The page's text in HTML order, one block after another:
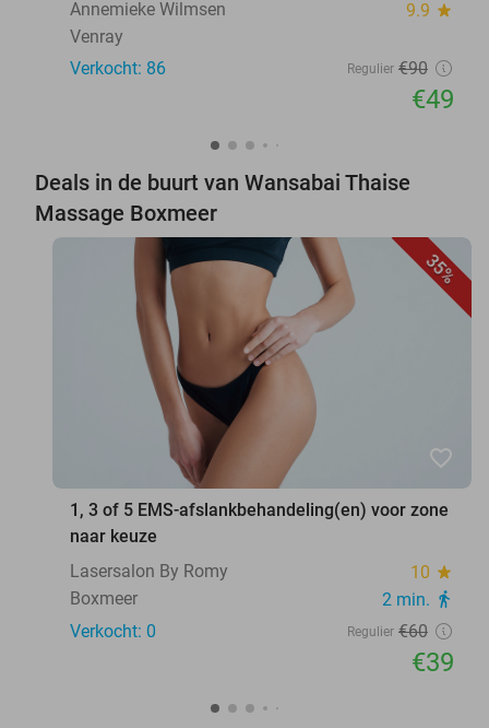
Annemieke Wilmsen 9.9 star
Venray
Verkocht: 86
Regulier €90
€49
Deals in de buurt van Wansabai Thaise
Massage Boxmeer
35%
favorite_border
1, 3 of 5 EMS-afslankbehandeling(en) voor zone
naar keuze
Lasersalon By Romy
10 star
Boxmeer 2 min. directions_walk
Verkocht: 0 Regulier €60
€39